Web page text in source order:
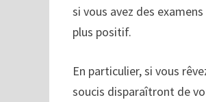
si vous avez des
plus positif.
En particulier, si vous
soucis disparaîtront de